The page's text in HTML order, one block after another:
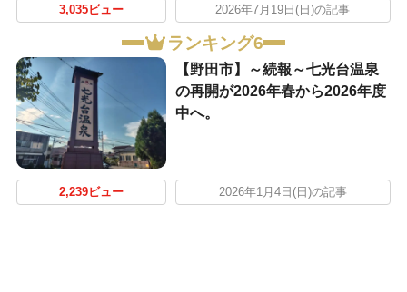
3,035ビュー 2026年7月19日(日)の記事
ランキング6
【野田市】～続報～七光台温泉
の再開が2026年春から2026年度
中へ。
2,239ビュー 2026年1月4日(日)の記事